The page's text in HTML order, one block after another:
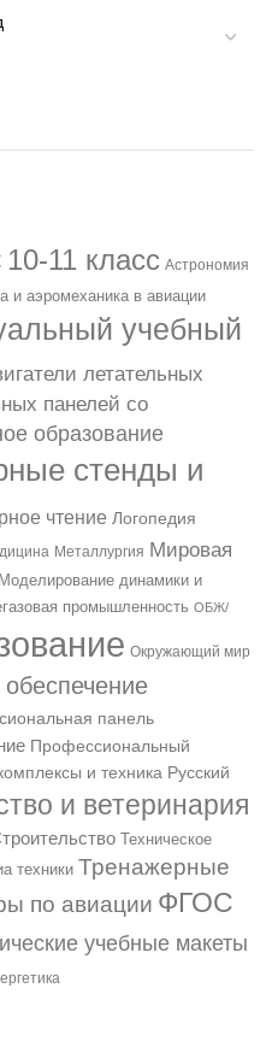
10-11 класс Астрономия
и аэромеханика в авиации
учебный
летательных
панелей со
образование
стенды и
чтение Логопедия
Металлургия Мировая
Моделирование динамики и
промышленность ОБЖ/
Окружающий мир
панель
Профессиональный
и техника Русский
и ветеринария
Техническое
техники Тренажерные
по авиации ФГОС
учебные макеты